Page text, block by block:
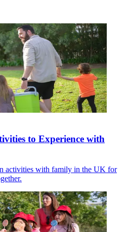
to Experience with
activities with family in the UK for